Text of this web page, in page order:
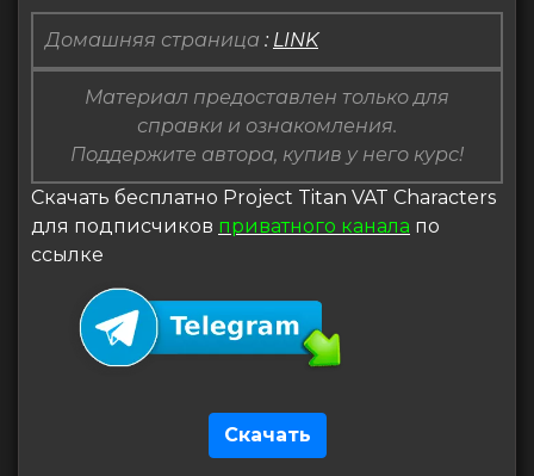
Домашняя страница : LINK
Материал предоставлен только для
справки и ознакомления.
Поддержите автора, купив у него курс!
Скачать бесплатно Project Titan VAT Characters
для подписчиков приватного канала по
ссылке
Скачать